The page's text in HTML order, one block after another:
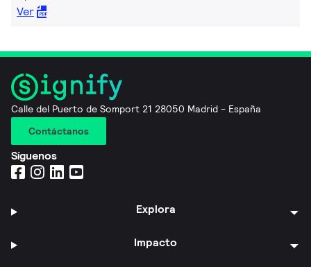
Ver
Calle del Puerto de Somport 21 28050 Madrid - España
Contáctanos
Síguenos
Explora
Impacto